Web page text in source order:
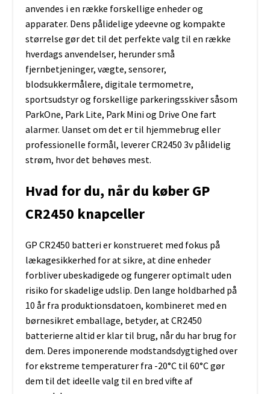
anvendes i en række forskellige enheder og
apparater. Dens pålidelige ydeevne og kompakte
størrelse gør det til det perfekte valg til en række
hverdags anvendelser, herunder små
fjernbetjeninger, vægte, sensorer,
blodsukkermålere, digitale termometre,
sportsudstyr og forskellige parkeringsskiver såsom
ParkOne, Park Lite, Park Mini og Drive One fart
alarmer. Uanset om det er til hjemmebrug eller
professionelle formål, leverer CR2450 3v pålidelig
strøm, hvor det behøves mest.
Hvad for du, når du køber GP
CR2450 knapceller
GP CR2450 batteri er konstrueret med fokus på
lækagesikkerhed for at sikre, at dine enheder
forbliver ubeskadigede og fungerer optimalt uden
risiko for skadelige udslip. Den lange holdbarhed på
10 år fra produktionsdatoen, kombineret med en
børnesikret emballage, betyder, at CR2450
batterierne altid er klar til brug, når du har brug for
dem. Deres imponerende modstandsdygtighed over
for ekstreme temperaturer fra -20°C til 60°C gør
dem til det ideelle valg til en bred vifte af